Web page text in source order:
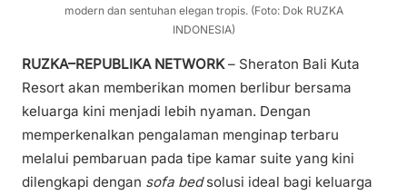
modern dan sentuhan elegan tropis. (Foto: Dok RUZKA
INDONESIA)
RUZKA–REPUBLIKA NETWORK– Sheraton Bali Kuta
Resort akan memberikan momen berlibur bersama
keluarga kini menjadi lebih nyaman. Dengan
memperkenalkan pengalaman menginap terbaru
melalui pembaruan pada tipe kamar suite yang kini
dilengkapi dengan sofa bedsolusi ideal bagi keluarga